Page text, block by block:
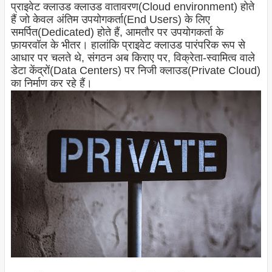
प्राइवेट क्लाउड क्लाउड वातावरण(Cloud environment) होते
हैं जो केवल अंतिम उपयोगकर्ता(End Users) के लिए
समर्पित(Dedicated) होते हैं, आमतौर पर उपयोगकर्ता के
फ़ायरवॉल के भीतर। हालांकि प्राइवेट क्लाउड पारंपरिक रूप से
आधार पर चलते थे, संगठन अब किराए पर, विक्रेता-स्वामित्व वाले
डेटा केंद्रों(Data Centers) पर निजी क्लाउड(Private Cloud)
का निर्माण कर रहे हैं।